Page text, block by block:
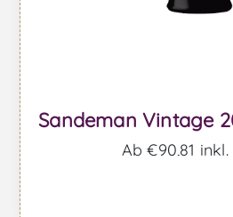
Sandeman Vintage
Ab €90,81 inkl.